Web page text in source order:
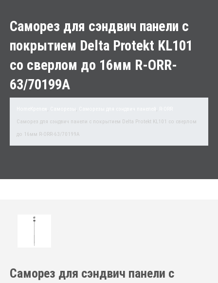
Саморез для сэндвич панели с
покрытием Delta Protekt KL101
со сверлом до 16мм R-ORR-
63/70199A
, , ,
Саморез для сэндвич панели с покрытием Delta Protekt KL101 со сверлом
до 16мм R-ORR-63/70199A
Саморез для сэндвич панели с